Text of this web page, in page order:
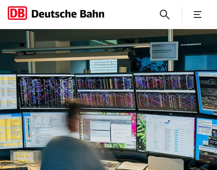
DB InfraGO: Disposition